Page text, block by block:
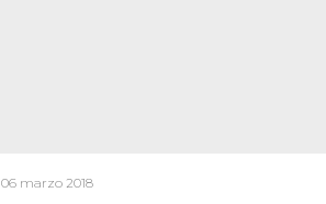
06 marzo 2018